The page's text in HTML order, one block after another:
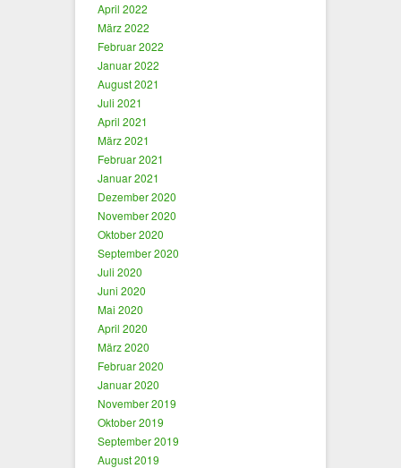
April 2022
März 2022
Februar 2022
Januar 2022
August 2021
Juli 2021
April 2021
März 2021
Februar 2021
Januar 2021
Dezember 2020
November 2020
Oktober 2020
September 2020
Juli 2020
Juni 2020
Mai 2020
April 2020
März 2020
Februar 2020
Januar 2020
November 2019
Oktober 2019
September 2019
August 2019